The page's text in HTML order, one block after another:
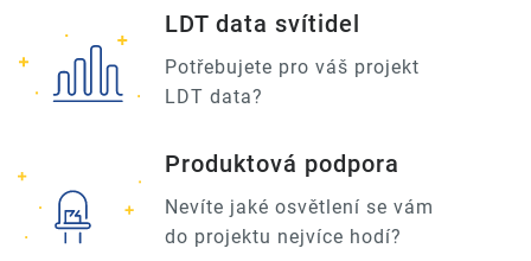
LDT data svítidel
Potřebujete pro váš projekt
LDT data?
Produktová podpora
Nevíte jaké osvětlení se vám
do projektu nejvíce hodí?